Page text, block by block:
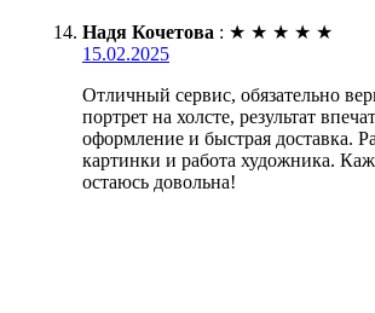
Надя Кочетова : ★ ★ ★ ★ ★
15.02.2025
Отличный сервис, обязательно
портрет на холсте, результат
оформление и быстрая доставка.
картинки и работа художника.
остаюсь довольна!